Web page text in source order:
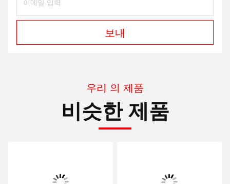
지금 연락하세요
우편으로 보내세요